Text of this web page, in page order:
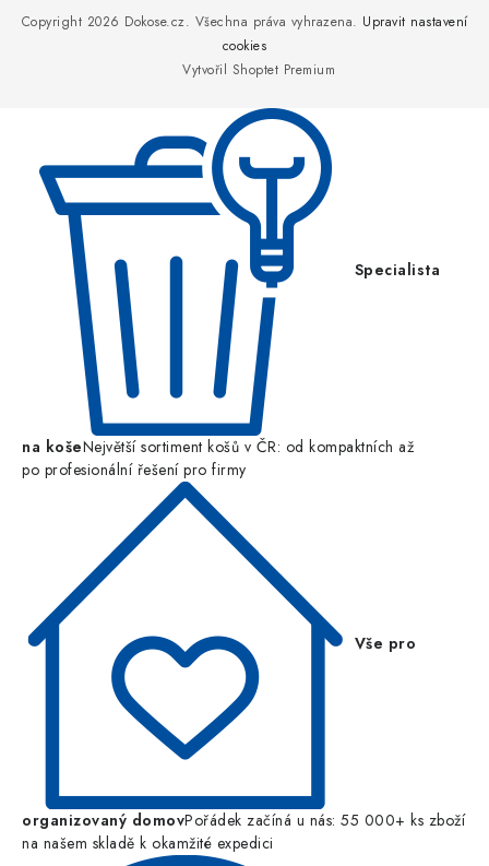
Vytvořil Shoptet Premium
Copyright 2026 Dokose.cz. Všechna práva vyhrazena. Upravit nastavení
cookies
Specialista
na košeNejvětší sortiment košů v ČR: od kompaktních až
po profesionální řešení pro firmy
Vše pro
organizovaný domovPořádek začíná u nás: 55 000+ ks zboží
na našem skladě k okamžité expedici